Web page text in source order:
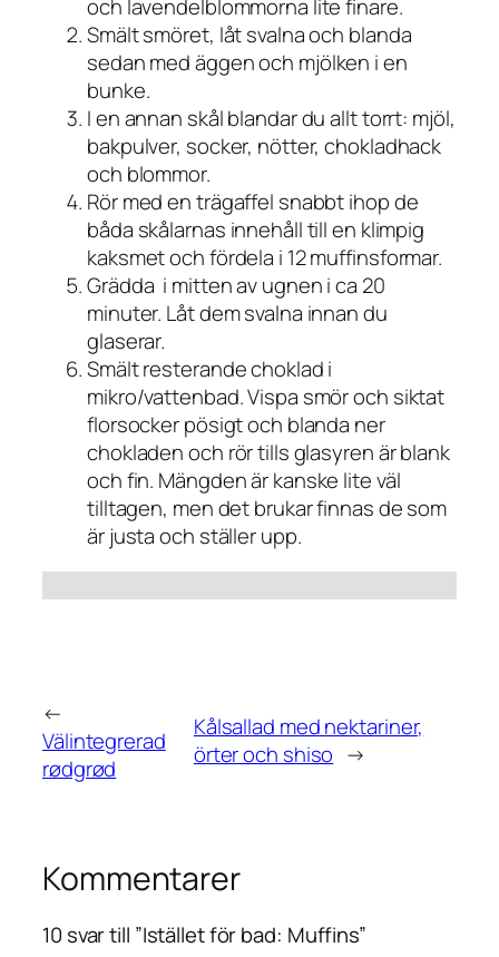
och lavendelblommorna lite finare.
Smält smöret, låt svalna och blanda
sedan med äggen och mjölken i en
bunke.
I en annan skål blandar du allt torrt: mjöl,
bakpulver, socker, nötter, chokladhack
och blommor.
Rör med en trägaffel snabbt ihop de
båda skålarnas innehåll till en klimpig
kaksmet och fördela i 12 muffinsformar.
Grädda i mitten av ugnen i ca 20
minuter. Låt dem svalna innan du
glaserar.
Smält resterande choklad i
mikro/vattenbad. Vispa smör och siktat
florsocker pösigt och blanda ner
chokladen och rör tills glasyren är blank
och fin. Mängden är kanske lite väl
tilltagen, men det brukar finnas de som
är justa och ställer upp.
←
Välintegrerad
rødgrød
Kålsallad med nektariner,
örter och shiso →
Kommentarer
10 svar till ”Istället för bad: Muffins”